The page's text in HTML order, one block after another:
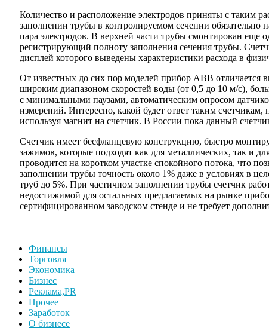
Количество и расположение электродов приняты с таким
заполнении трубы в контролируемом сечении обязательно
пара электродов. В верхней части трубы смонтирован еще
регистрирующий полноту заполнения сечения трубы.
дисплей которого выведены характеристики расхода в
От известных до сих пор моделей прибор АВВ отличается
широким диапазоном скоростей воды (от 0,5 до 10 м/с),
с минимальными паузами, автоматическим опросом
измерений. Интересно, какой будет ответ таким
используя магнит на счетчик. В России пока данный
Счетчик имеет бесфланцевую конструкцию, быстро
зажимов, которые подходят как для металлических, так и
проводится на коротком участке спокойного потока, что
заполнении трубы точность около 1% даже в условиях в
труб до 5%. При частичном заполнении трубы счетчик
недостижимой для остальных предлагаемых на рынке
сертифицированном заводском стенде и не требует
Финансы
Торговля
Экономика
Бизнес
Реклама,PR
Прочее
Заработок
О бизнесе